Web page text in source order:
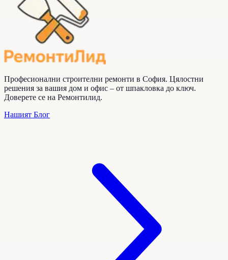
Професионални строителни ремонти в София. Цялостни
решения за вашия дом и офис – от шпакловка до ключ.
Доверете се на Ремонтилид.
Нашият Блог